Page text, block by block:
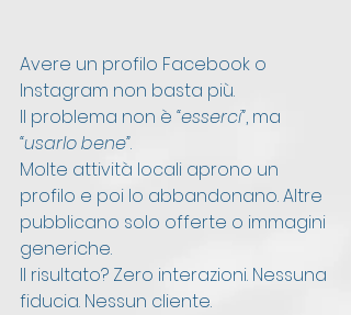
Avere un profilo Facebook o
Instagram non basta più.
Il problema non è “esserci”, ma
“usarlo bene”.
Molte attività locali aprono un
profilo e poi lo abbandonano. Altre
pubblicano solo offerte o immagini
generiche.
Il risultato? Zero interazioni. Nessuna
fiducia. Nessun cliente.